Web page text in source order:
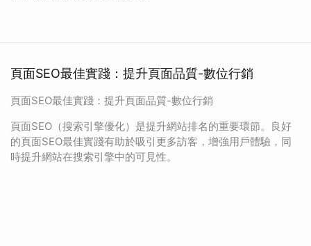
頁面SEO最佳實踐：提升頁面品質-數位行銷
頁面SEO最佳實踐：提升頁面品質-數位行銷
頁面SEO（搜索引擎優化）是提升網站排名的重要環節。良好
的頁面SEO最佳實踐有助於吸引更多訪客，增強用戶體驗，同
時提升網站在搜索引擎中的可見性。